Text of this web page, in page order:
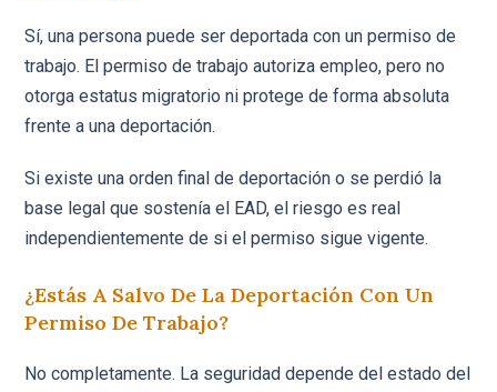
Sí, una persona puede ser deportada con un permiso de
trabajo. El permiso de trabajo autoriza empleo, pero no
otorga estatus migratorio ni protege de forma absoluta
frente a una deportación.
Si existe una orden final de deportación o se perdió la
base legal que sostenía el EAD, el riesgo es real
independientemente de si el permiso sigue vigente.
¿Estás A Salvo De La Deportación Con Un
Permiso De Trabajo?
No completamente. La seguridad depende del estado del